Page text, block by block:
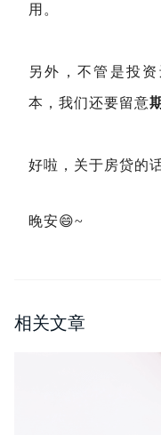
用。
另外，不管是投
本，我们还要留意
好啦，关于房贷的
晚安😄~
相关文章